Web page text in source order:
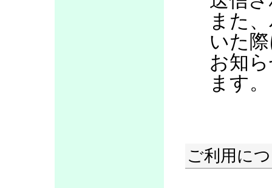
また
いた
お知
ます。
ご利用に